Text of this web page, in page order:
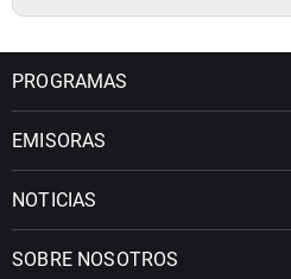
PROGRAMAS
EMISORAS
NOTICIAS
SOBRE NOSOTROS